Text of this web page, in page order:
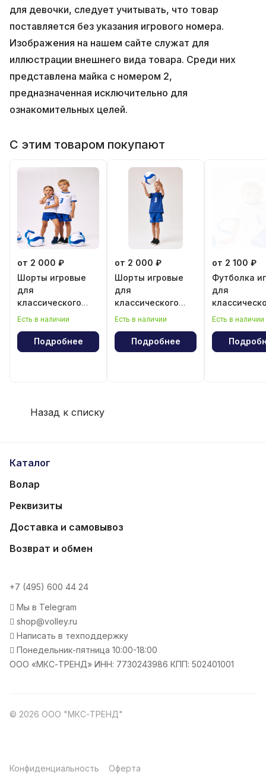
для девочки, следует учитывать, что товар
поставляется без указания игрового номера.
Изображения на нашем сайте служат для
иллюстрации внешнего вида товара. Среди них
представлена майка с номером 2,
предназначенная исключительно для
ознакомительных целей.
С этим товаром покупают
от 2 000 ₽
Шорты игровые
для
классического
волейбола для
Есть в наличии
Подробнее
от 2 000 ₽
Шорты игровые
для
классического
волейбола для
Есть в наличии
Подробнее
от 2 100 ₽
Футболка
для
волейбола
Есть в наличии
Назад к списку
Каталог
Волар
Реквизиты
Доставка и самовывоз
Возврат и обмен
+7 (495) 600 44 24
Мы в Telegram
shop@volley.ru
Написать в техподдержку
Понедельник-пятница 10:00-18:00
ООО «МКС-ТРЕНД» ИНН: 7730243986 КПП: 502401001
© 2026 ООО "МКС-ТРЕНД"
Конфиденциальность Оферта